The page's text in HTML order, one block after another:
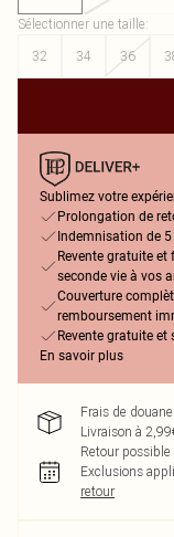
Sélectionner une taille:
32
34 36
Sublimez votre
Prolongation de
Indemnisation de
Revente gratuite et
seconde vie à vos
Couverture
remboursement
Revente gratuite et
En savoir plus
Frais de
Livraison à
Retour
Exclusions
retour